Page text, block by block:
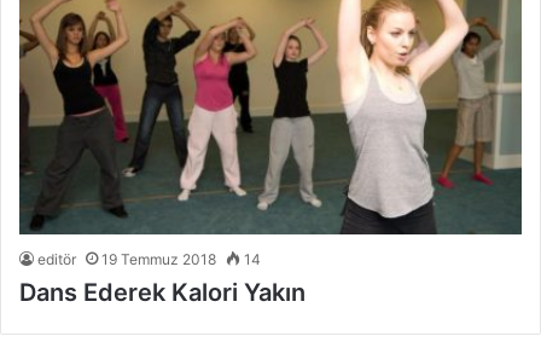
editör 19 Temmuz 2018 14
Dans Ederek Kalori Yakın